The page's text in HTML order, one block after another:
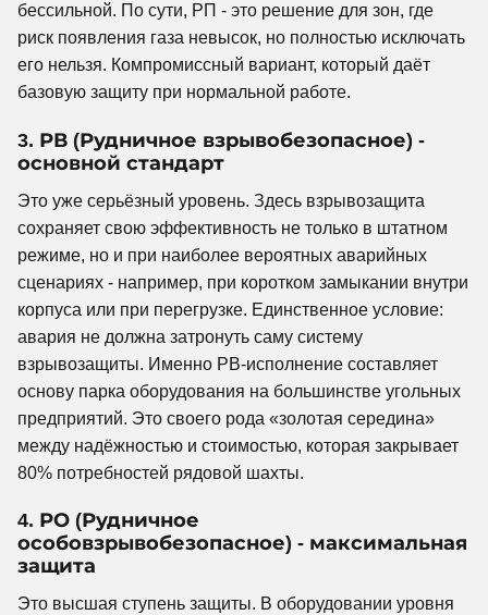
бессильной. По сути, РП - это решение для зон, где
риск появления газа невысок, но полностью исключать
его нельзя. Компромиссный вариант, который даёт
базовую защиту при нормальной работе.
3. РВ (Рудничное взрывобезопасное) -
основной стандарт
Это уже серьёзный уровень. Здесь взрывозащита
сохраняет свою эффективность не только в штатном
режиме, но и при наиболее вероятных аварийных
сценариях - например, при коротком замыкании внутри
корпуса или при перегрузке. Единственное условие:
авария не должна затронуть саму систему
взрывозащиты. Именно РВ-исполнение составляет
основу парка оборудования на большинстве угольных
предприятий. Это своего рода «золотая середина»
между надёжностью и стоимостью, которая закрывает
80% потребностей рядовой шахты.
4. РО (Рудничное
особовзрывобезопасное) - максимальная
защита
Это высшая ступень защиты. В оборудовании уровня